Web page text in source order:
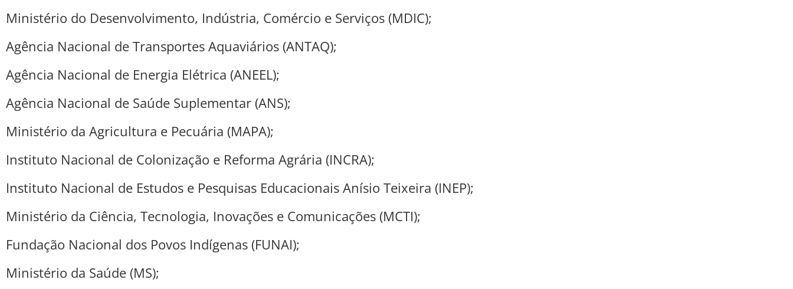
Ministério do Desenvolvimento, Indústria, Comércio e Serviços (MDIC);
Agência Nacional de Transportes Aquaviários (ANTAQ);
Agência Nacional de Energia Elétrica (ANEEL);
Agência Nacional de Saúde Suplementar (ANS);
Ministério da Agricultura e Pecuária (MAPA);
Instituto Nacional de Colonização e Reforma Agrária (INCRA);
Instituto Nacional de Estudos e Pesquisas Educacionais Anísio Teixeira (INEP);
Ministério da Ciência, Tecnologia, Inovações e Comunicações (MCTI);
Fundação Nacional dos Povos Indígenas (FUNAI);
Ministério da Saúde (MS);